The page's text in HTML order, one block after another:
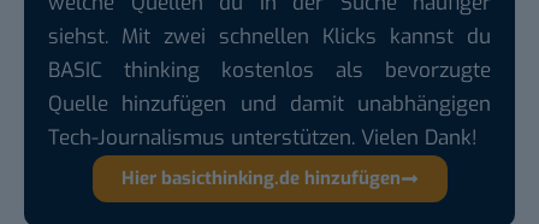
siehst. Mit zwei schnellen Klicks kannst du
BASIC thinking kostenlos als bevorzugte
Quelle hinzufügen und damit unabhängigen
Tech-Journalismus unterstützen. Vielen Dank!
Hier basicthinking.de hinzufügen